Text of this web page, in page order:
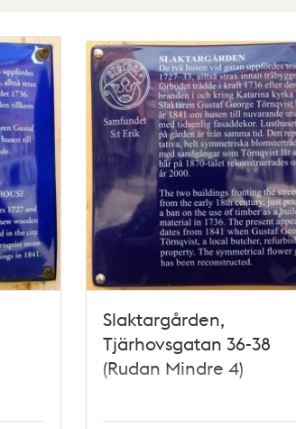
Slaktargården,
Tjärhovsgatan 36-38
(Rudan Mindre 4)